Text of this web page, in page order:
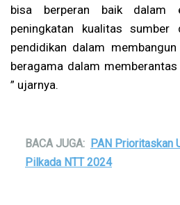
bisa berperan baik dalam
peningkatan kualitas sumber
pendidikan dalam
beragama dalam
” ujarnya.
BACA JUGA: PAN Prioritaskan
Pilkada NTT 2024